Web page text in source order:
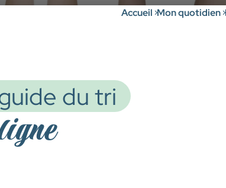
Accueil Mon quotidien
du tri